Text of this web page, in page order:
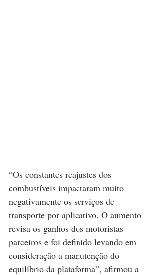
“Os constantes reajustes dos
combustíveis impactaram muito
negativamente os serviços de
transporte por aplicativo. O aumento
revisa os ganhos dos motoristas
parceiros e foi definido levando em
consideração a manutenção do
equilíbrio da plataforma”, afirmou a